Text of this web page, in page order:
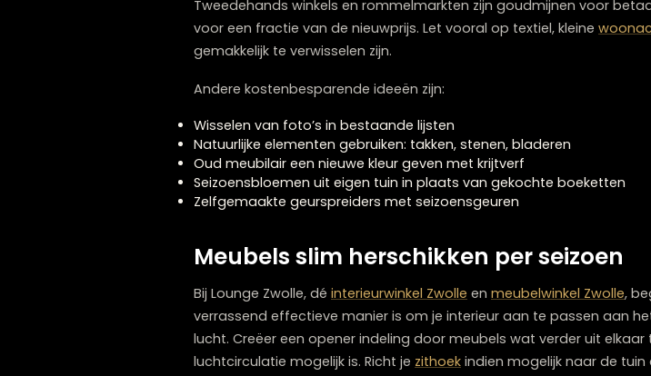
Seizoensgebonden
Een seizoensgebonden interieur hoeft niet duur te zijn. Er
seizoenen mee te laten veranderen. Een van de meest
verzameld tijdens een strandwandeling voor de zomer.
Hergebruik is een andere slimme strategie. Kijk eens
een nieuwe look te creëren. Die rode vaas uit de kast kan
Tweedehands winkels en rommelmarkten zijn goudmijnen
voor een fractie van de nieuwprijs. Let vooral op textiel,
gemakkelijk te verwisselen zijn.
Andere kostenbesparende ideeën zijn: